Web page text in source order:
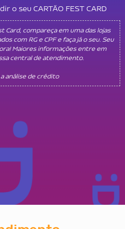
o seu CARTÃO FEST CARD
Card, compareça em uma das lojas
com RG e CPF e faça já o seu. Seu
Maiores informações entre em
central de atendimento.
análise de crédito